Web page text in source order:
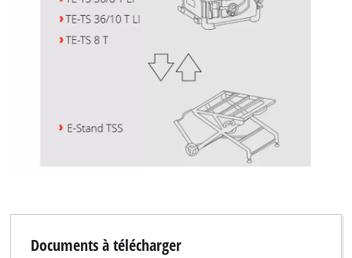
Powered byUsercentrics Consent
Management Platform
Documents à télécharger